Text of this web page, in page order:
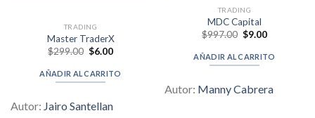
TRADING
Master TraderX
$299.00 Original
was:
$299.00.
$6.00Current
is:
$6.00.
AÑADIR AL CARRITO
Autor: Jairo Santellan
TRADING
MDC Capital
$997.00 Original
was:
$997.00.
$9.00Current
is:
$9.00.
AÑADIR AL CARRITO
Autor: Manny Cabrera